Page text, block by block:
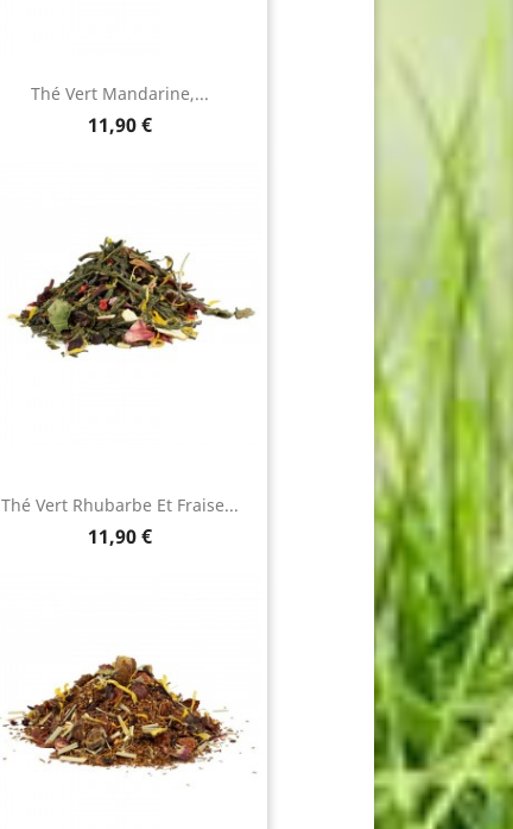
Thé Vert Mandarine,...
Prix
11,90 €
Thé Vert Rhubarbe Et Fraise...
Prix
11,90 €